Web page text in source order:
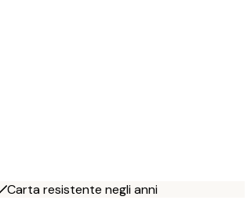
Carta resistente negli anni